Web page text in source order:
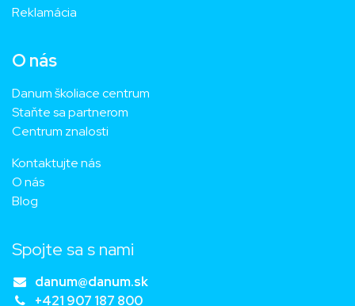
Reklamácia
O nás
Danum školiace centrum
Staňte sa partnerom
Centrum znalosti
Kontaktujte nás
O nás
Blog
Spojte sa s nami
danum@danum.sk
+421 907 187 800